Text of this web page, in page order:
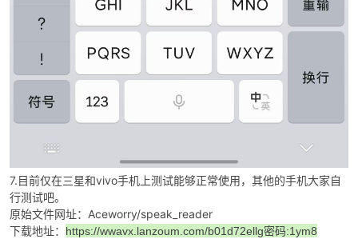
7.目前仅在三星和vivo手机上测试能够正常使用，其他的手机大家自
行测试吧。
原始文件网址：Aceworry/speak_reader
下载地址： https://wwavx.lanzoum.com/b01d72ellg密码:1ym8